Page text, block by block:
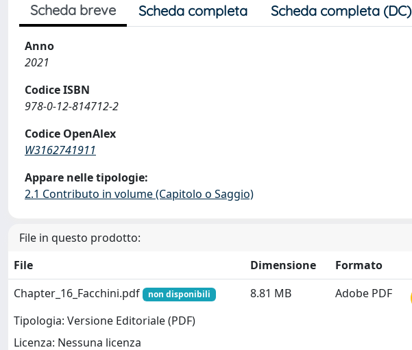
Scheda breve Scheda completa Scheda completa (DC)
Anno
2021
Codice ISBN
978-0-12-814712-2
Codice OpenAlex
W3162741911
Appare nelle tipologie:
2.1 Contributo in volume (Capitolo o Saggio)
File in questo prodotto:
File
Dimensione
Formato
Chapter_16_Facchini.pdf
non disponibili
Tipologia: Versione Editoriale (PDF)
Licenza: Nessuna licenza
8.81 MB Adobe PDF